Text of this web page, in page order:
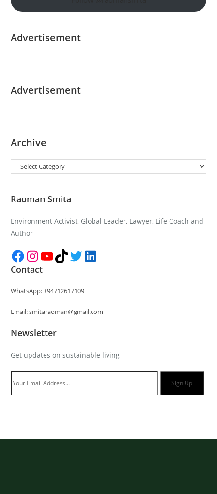
Advertisement
Advertisement
Archive
Categories
Raoman Smita
Environment Activist, Global Leader, Lawyer, Life Coach and
Author
Facebook Instagram YouTube TikTok Twitter LinkedIn
Contact
WhatsApp: +94712617109
Email: smitaraoman@gmail.com
Newsletter
Get updates on sustainable living
Sign Up